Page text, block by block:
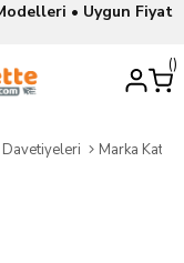
• Uygun Fiyat
Marka